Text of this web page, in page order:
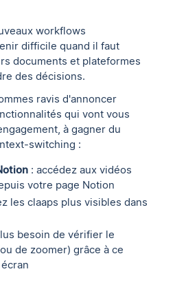
workflows
difficile quand il faut
documents et plateformes
des décisions.
ravis d'annoncer
qui vont vous
à gagner du
switching :
: accédez aux vidéos
votre page Notion
les claaps plus visibles dans
besoin de vérifier le
de zoomer) grâce à ce